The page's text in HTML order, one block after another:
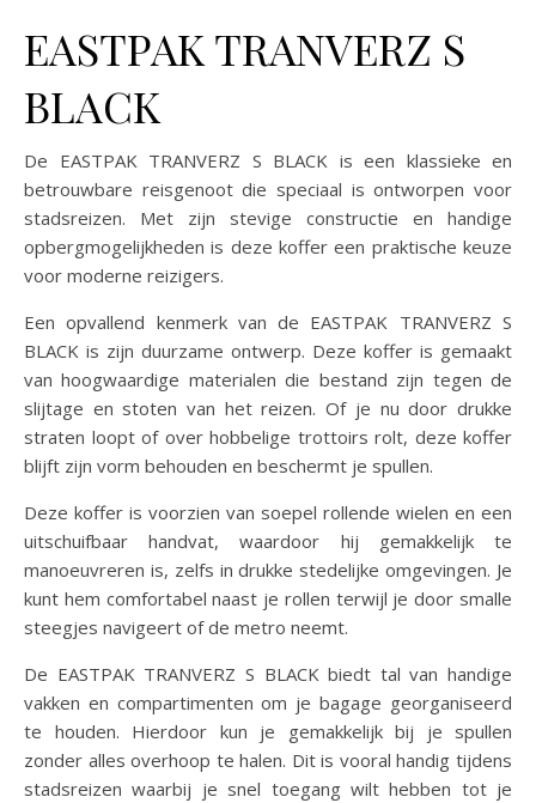
EASTPAK TRANVERZ S
BLACK
De EASTPAK TRANVERZ S BLACK is een klassieke en
betrouwbare reisgenoot die speciaal is ontworpen voor
stadsreizen. Met zijn stevige constructie en handige
opbergmogelijkheden is deze koffer een praktische keuze
voor moderne reizigers.
Een opvallend kenmerk van de EASTPAK TRANVERZ S
BLACK is zijn duurzame ontwerp. Deze koffer is gemaakt
van hoogwaardige materialen die bestand zijn tegen de
slijtage en stoten van het reizen. Of je nu door drukke
straten loopt of over hobbelige trottoirs rolt, deze koffer
blijft zijn vorm behouden en beschermt je spullen.
Deze koffer is voorzien van soepel rollende wielen en een
uitschuifbaar handvat, waardoor hij gemakkelijk te
manoeuvreren is, zelfs in drukke stedelijke omgevingen. Je
kunt hem comfortabel naast je rollen terwijl je door smalle
steegjes navigeert of de metro neemt.
De EASTPAK TRANVERZ S BLACK biedt tal van handige
vakken en compartimenten om je bagage georganiseerd
te houden. Hierdoor kun je gemakkelijk bij je spullen
zonder alles overhoop te halen. Dit is vooral handig tijdens
stadsreizen waarbij je snel toegang wilt hebben tot je